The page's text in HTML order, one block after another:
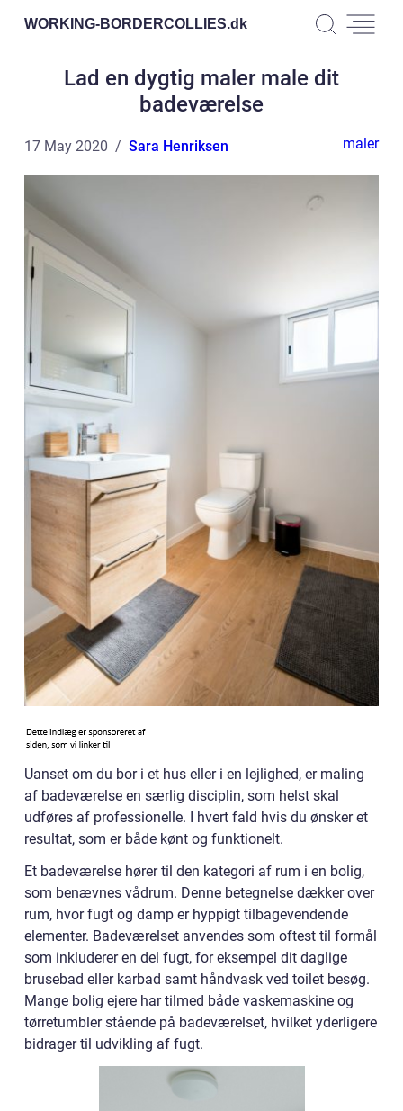
WORKING-BORDERCOLLIES.dk
Lad en dygtig maler male dit
badeværelse
17 May 2020 Sara Henriksen maler
Uanset om du bor i et hus eller i en lejlighed, er maling
af badeværelse en særlig disciplin, som helst skal
udføres af professionelle. I hvert fald hvis du ønsker et
resultat, som er både kønt og funktionelt.
Et badeværelse hører til den kategori af rum i en bolig,
som benævnes vådrum. Denne betegnelse dækker over
rum, hvor fugt og damp er hyppigt tilbagevendende
elementer. Badeværelset anvendes som oftest til formål
som inkluderer en del fugt, for eksempel dit daglige
brusebad eller karbad samt håndvask ved toilet besøg.
Mange bolig ejere har tilmed både vaskemaskine og
tørretumbler stående på badeværelset, hvilket yderligere
bidrager til udvikling af fugt.